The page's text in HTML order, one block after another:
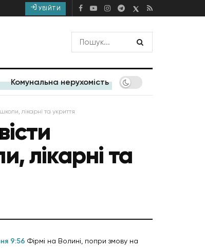
УВІЙТИ
Комунальна нерухомість
лікарні та укриття
лікарні та
9:56 Фірмі на Волині, попри змову на